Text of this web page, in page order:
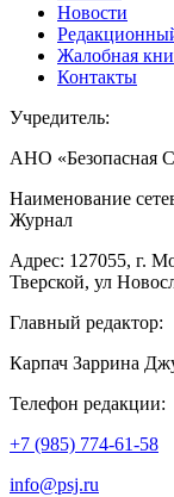
Новости
Жалобная
Контакты
Учредитель:
АНО «Безопасная
Наименование
Журнал
Адрес: 127055, г.
Тверской, ул
Главный редактор:
Карпач Заррина
Телефон редакции:
+7 (985) 774-61-58
info@psj.ru